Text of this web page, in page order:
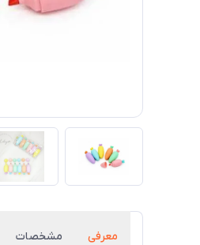
معرفی مشخصات